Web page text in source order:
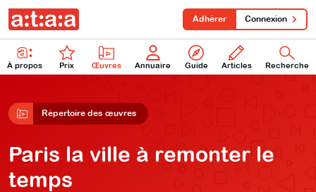
À propos Prix Œuvres Annuaire Guide Articles Recherche
Adhérer Connexion
Répertoire des œuvres
Paris la ville à remonter le
temps